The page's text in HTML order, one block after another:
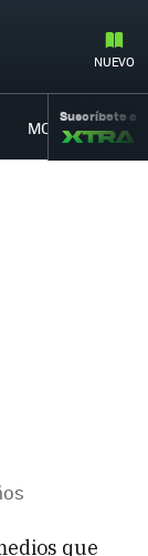
NUEVO
MOVILIDAD
Suscríbete a
que